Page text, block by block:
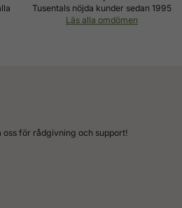
Tusentals nöjda kunder sedan 1995
Läs alla omdömen
för rådgivning och support!